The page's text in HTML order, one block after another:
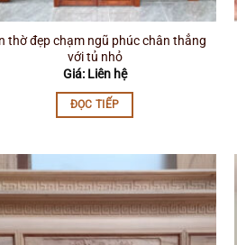
thờ đẹp chạm ngũ phúc chân thẳng
với tủ nhỏ
Giá: Liên hệ
ĐỌC TIẾP